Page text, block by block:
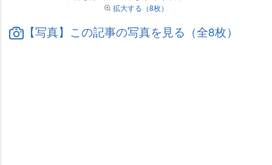
拡大する（8枚）
【写真】この記事の写真を見る（全8枚）